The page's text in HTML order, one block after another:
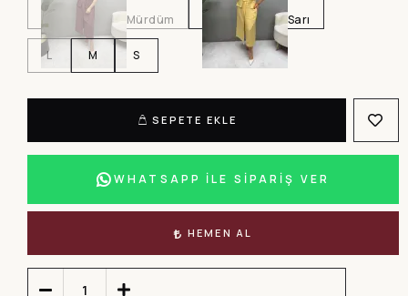
Mürdüm Sarı
L M S
SEPETE EKLE
HEMEN AL
WHATSAPP İLE SİPARİŞ VER